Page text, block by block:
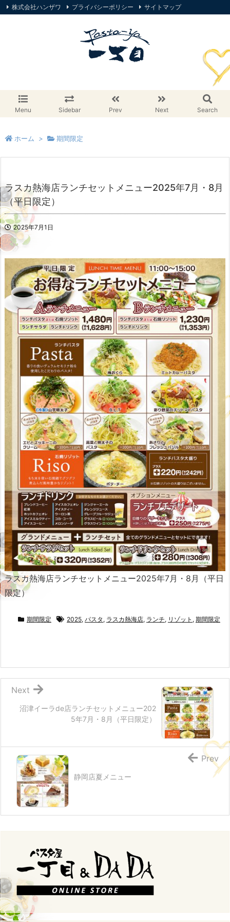
Menu Sidebar Prev Next Search
株式会社ハンザワ プライバシーポリシー
サイトマップ
ホーム > 期間限定
ラスカ熱海店ランチセットメニュー2025年7月・8月
（平日限定）
2025年7月1日
ラスカ熱海店ランチセットメニュー2025年7月・8月（平日
限定）
期間限定 2025, パスタ , ラスカ熱海店, ランチ, リゾット , 期間限定
沼津イーラde店ランチセットメニュー202
5年7月・8月（平日限定）
Next
静岡店夏メニュー
Prev